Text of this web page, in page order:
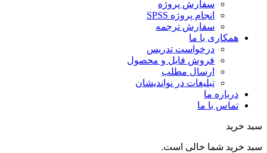
سفارش پروژه
انجام پروژه SPSS
سفارش ترجمه
همکاری با ما
درخواست تدریس
فروش فایل و محصول
ارسال مطلب
تبلیغات در نواندیشان
درباره ما
تماس با ما
خرید شما خالی است.